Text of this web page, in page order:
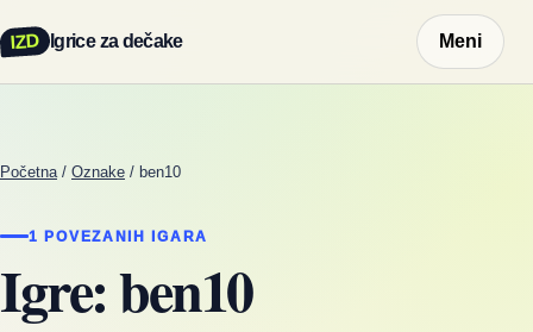
IZD Igrice za dečake Meni
Početna / Oznake / ben10
1 POVEZANIH IGARA
Igre: ben10